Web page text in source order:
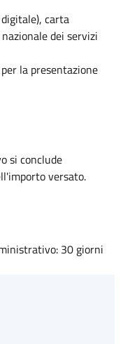
carta
dei servizi
la presentazione
si conclude
versato.
30 giorni